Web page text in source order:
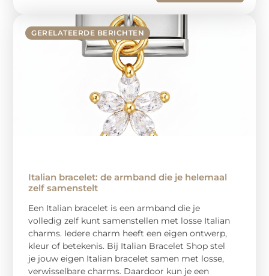
GERELATEERDE BERICHTEN
Italian bracelet: de armband die je helemaal
zelf samenstelt
Een Italian bracelet is een armband die je
volledig zelf kunt samenstellen met losse Italian
charms. Iedere charm heeft een eigen ontwerp,
kleur of betekenis. Bij Italian Bracelet Shop stel
je jouw eigen Italian bracelet samen met losse,
verwisselbare charms. Daardoor kun je een